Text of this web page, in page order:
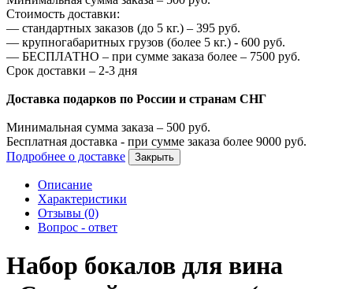
Стоимость доставки:
— стандартных заказов (до 5 кг.) – 395 руб.
— крупногабаритных грузов (более 5 кг.) - 600 руб.
— БЕСПЛАТНО – при сумме заказа более – 7500 руб.
Срок доставки – 2-3 дня
Доставка подарков по России и странам СНГ
Минимальная сумма заказа – 500 руб.
Бесплатная доставка - при сумме заказа более 9000 руб.
Подробнее о доставке
Закрыть
Описание
Характеристики
Отзывы (0)
Вопрос - ответ
Набор бокалов для вина